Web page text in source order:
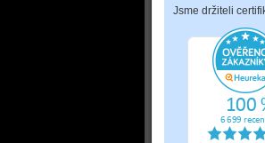
Jsme držiteli